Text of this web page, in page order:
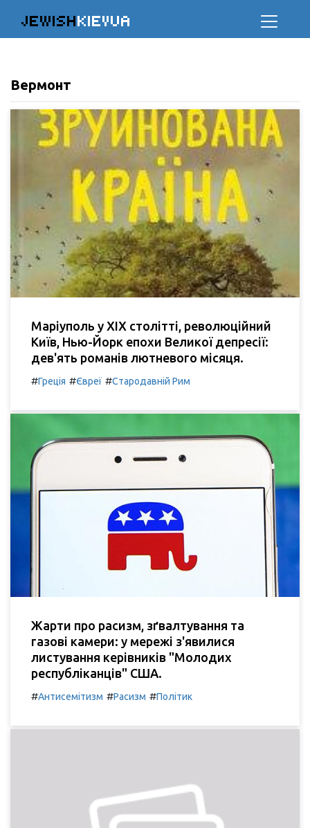
JEWISHKIEVUA
Вермонт
Маріуполь у XIX столітті, революційний
Київ, Нью-Йорк епохи Великої депресії:
дев'ять романів лютневого місяця.
#Греція #Євреї #Стародавній Рим
Жарти про расизм, зґвалтування та
газові камери: у мережі з'явилися
листування керівників "Молодих
республіканців" США.
#Антисемітизм #Расизм #Політик